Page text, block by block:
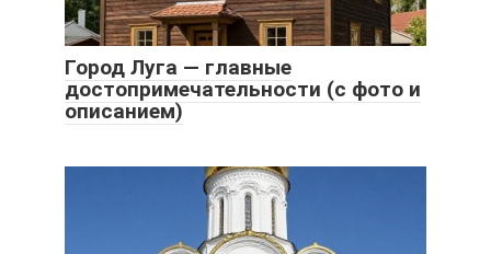
Город Луга — главные
достопримечательности (с фото и
описанием)